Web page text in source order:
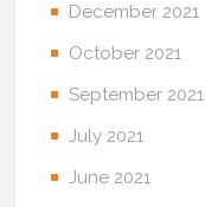
December 2021
October 2021
September 2021
July 2021
June 2021